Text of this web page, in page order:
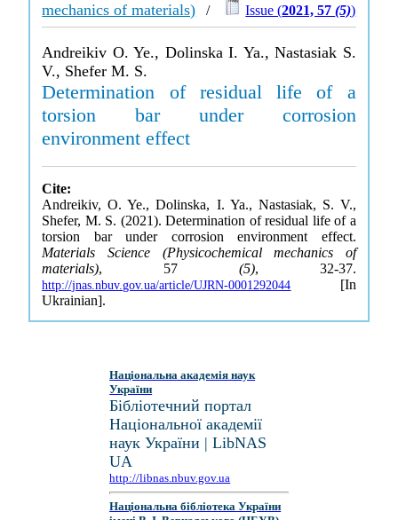
mechanics of materials) / Issue (2021, 57(5))
Andreikiv O. Ye., Dolinska I. Ya., Nastasiak S.
V., Shefer M. S.
Determination of residual life of a
torsion bar under corrosion
environment effect
Cite:
Andreikiv, O. Ye., Dolinska, I. Ya., Nastasiak, S. V.,
Shefer, M. S. (2021). Determination of residual life of a
torsion bar under corrosion environment effect.
Materials Science (Physicochemical mechanics of
materials), 57 (5), 32-37.
http://jnas.nbuv.gov.ua/article/UJRN-0001292044 [In
Ukrainian].
Національна академія наук
України
Бібліотечний портал
Національної академії
наук України | LibNAS
UA
http://libnas.nbuv.gov.ua
Національна бібліотека України